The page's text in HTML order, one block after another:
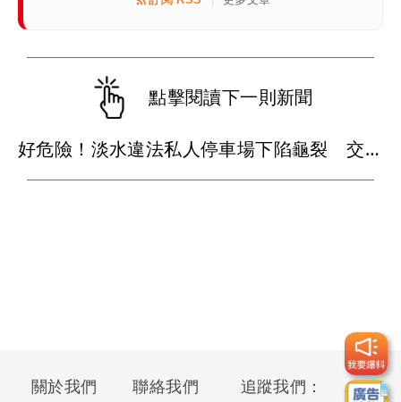
點擊閱讀下一則新聞
好危險！淡水違法私人停車場下陷龜裂 交通局勒令封場下通牒
關於我們 聯絡我們 追蹤我們：